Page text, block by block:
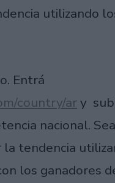
utilizando
Entrá
country/ary
nacional.
tendencia
los ganadores